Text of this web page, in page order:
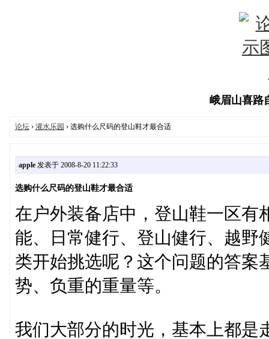
峨眉山喜路
论坛› 灌水乐园 › 选购什么尺码的登山鞋才最合适
apple发表于 2008-8-20 11:22:33
选购什么尺码的登山鞋才最合适
在户外装备店中，登山鞋一区有
能、日常健行、登山健行、越野
类开始挑选呢？这个问题的答案
势、负重的重量等。
我们大部分的时光，基本上都是